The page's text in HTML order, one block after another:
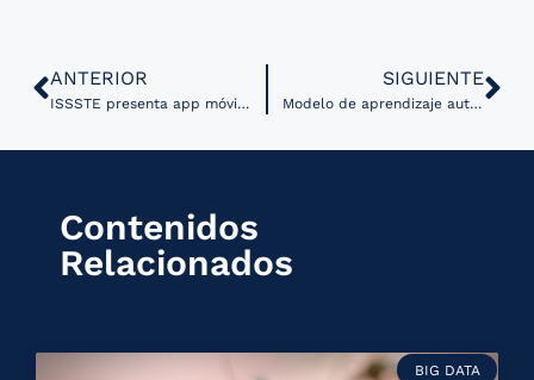
ANTERIOR
ISSSTE presenta app móvil para agendar citas médicas
SIGUIENTE
Modelo de aprendizaje automático se muestra como herramienta para la prevención del suicidio
Contenidos
Relacionados
BIG DATA